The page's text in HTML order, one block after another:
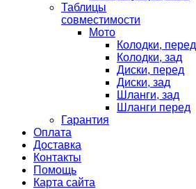
Таблицы
совместимости
Мото
Колодки, перед
Колодки, зад
Диски, перед
Диски, зад
Шланги, зад
Шланги перед
Гарантия
Оплата
Доставка
Контакты
Помощь
Карта сайта